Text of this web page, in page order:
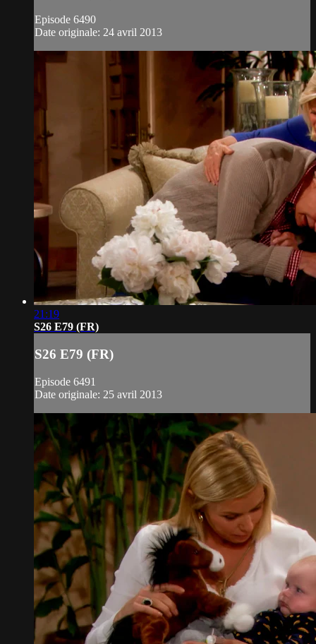
Episode 6490
Date originale: 24 avril 2013
21:19
S26 E79 (FR)
S26 E79 (FR)
Episode 6491
Date originale: 25 avril 2013